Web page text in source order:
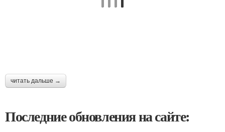
читать дальше →
Последние обновления на сайте: